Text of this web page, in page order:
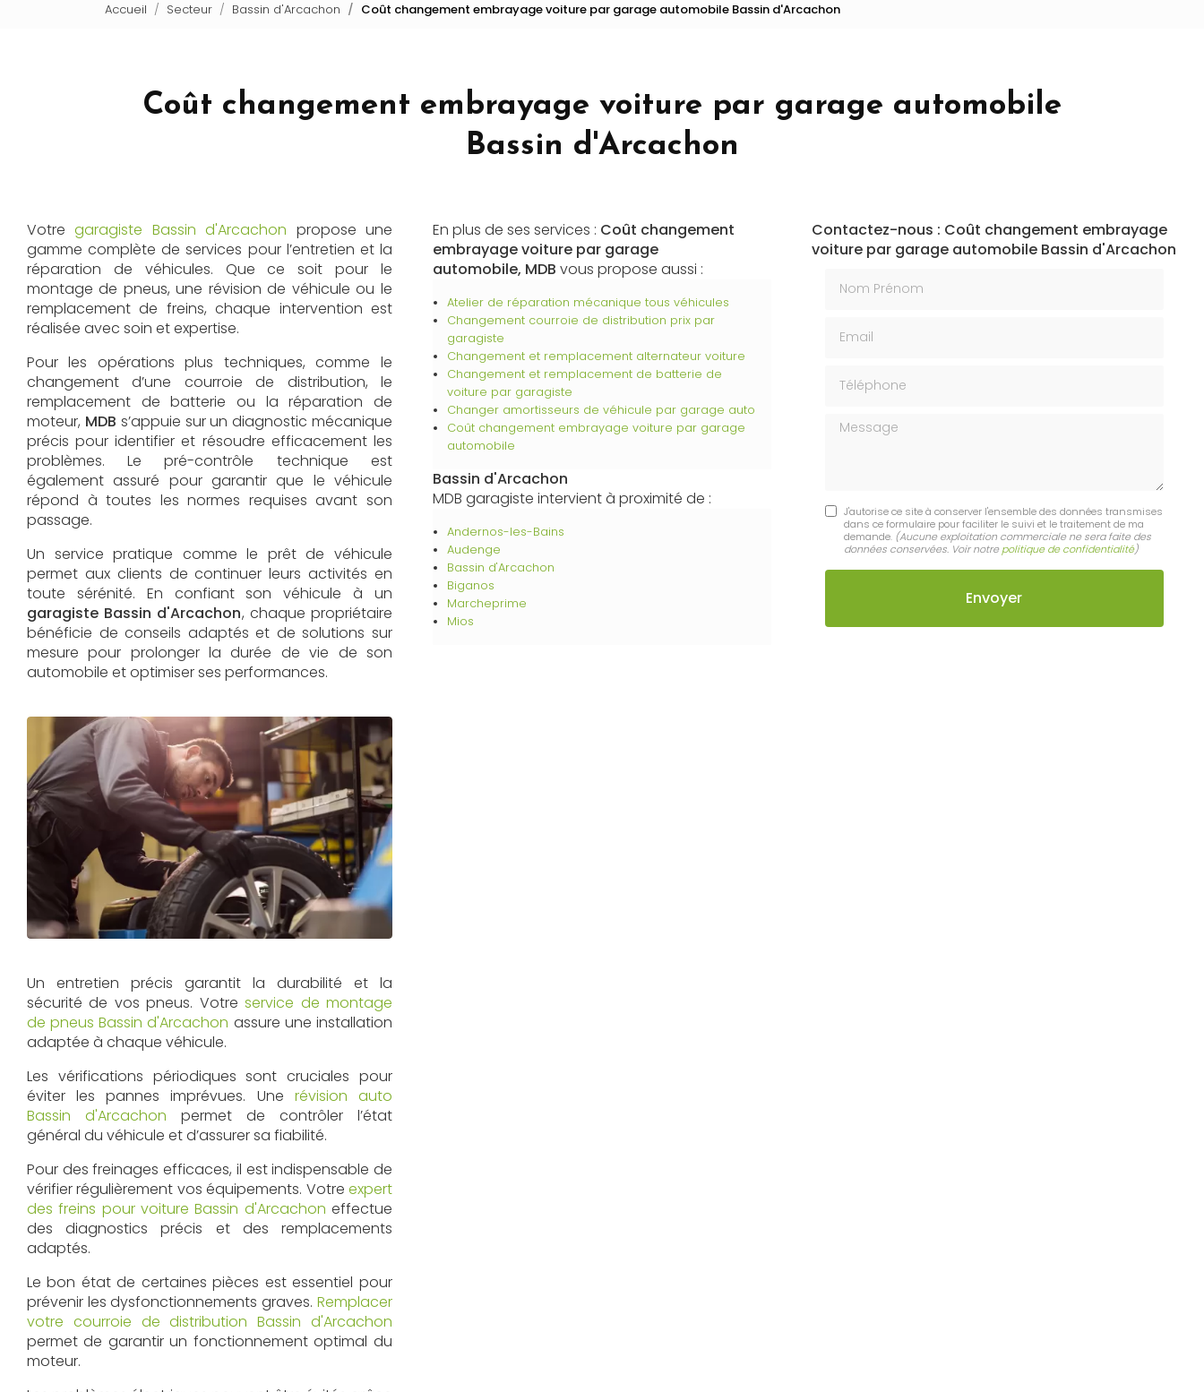
Recharge de climatisation
Accueil Secteur Bassin d'Arcachon Coût changement embrayage voiture par garage automobile Bassin d'Arcachon
Coût changement embrayage voiture par garage automobile
Bassin d'Arcachon
Votregaragiste Bassin d'Arcachon propose une
gamme complète de services pour l’entretien et la
réparation de véhicules. Que ce soit pour le
montage de pneus, une révision de véhicule ou le
remplacement de freins, chaque intervention est
réalisée avec soin et expertise.
Pour les opérations plus techniques, comme le
changement d’une courroie de distribution, le
remplacement de batterie ou la réparation de
moteur, MDB s’appuie sur un diagnostic mécanique
précis pour identifier et résoudre efficacement les
problèmes. Le pré-contrôle technique est
également assuré pour garantir que le véhicule
répond à toutes les normes requises avant son
passage.
Un service pratique comme le prêt de véhicule
permet aux clients de continuer leurs activités en
toute sérénité. En confiant son véhicule à un
garagiste Bassin d'Arcachon, chaque propriétaire
bénéficie de conseils adaptés et de solutions sur
mesure pour prolonger la durée de vie de son
automobile et optimiser ses performances.
Un entretien précis garantit la durabilité et la
sécurité de vos pneus. Votre service de montage
de pneus Bassin d'Arcachon assure une installation
adaptée à chaque véhicule.
Les vérifications périodiques sont cruciales pour
éviter les pannes imprévues. Une révision auto
Bassin d'Arcachon permet de contrôler l’état
général du véhicule et d’assurer sa fiabilité.
Pour des freinages efficaces, il est indispensable de
vérifier régulièrement vos équipements. Votre expert
des freins pour voiture Bassin d'Arcachon effectue
des diagnostics précis et des remplacements
adaptés.
Le bon état de certaines pièces est essentiel pour
prévenir les dysfonctionnements graves. Remplacer
votre courroie de distribution Bassin d'Arcachon
permet de garantir un fonctionnement optimal du
moteur.
En plus de ses services : Coût changement
embrayage voiture par garage
automobile, MDB vous propose aussi :
Atelier de réparation mécanique tous véhicules
Changement courroie de distribution prix par
garagiste
Changement et remplacement alternateur voiture
Changement et remplacement de batterie de
voiture par garagiste
Changer amortisseurs de véhicule par garage auto
Coût changement embrayage voiture par garage
automobile
Bassin d'Arcachon
MDB garagiste intervient à proximité de :
Andernos-les-Bains
Audenge
Bassin d'Arcachon
Biganos
Marcheprime
Mios
Contactez-nous : Coût changement embrayage
voiture par garage automobile Bassin d'Arcachon
Message
J'autorise ce site à conserver l'ensemble des données transmises
dans ce formulaire pour faciliter le suivi et le traitement de ma
demande. (Aucune exploitation commerciale ne sera faite des
données conservées. Voir notre politique de confidentialité)